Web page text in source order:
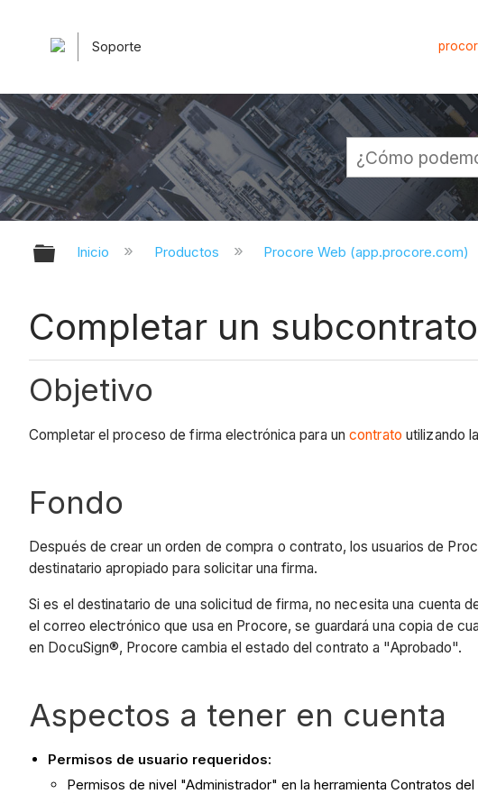
Soporte
Expandir/contraer jerarquía global
Inicio Productos Procore Web (app.procore.com)
Completar un
Objetivo
Completar el proceso de firma electrónica para uncontrato utilizando
Fondo
Después de crear un orden de compra o contrato, los usuarios de
destinatario apropiado para solicitar una firma.
Si es el destinatario de una solicitud de firma, no necesita una
el correo electrónico que usa en Procore, se guardará una copia de
en DocuSign®, Procore cambia el estado del contrato a "Aprobado".
Aspectos a tener en cuenta
Permisos de usuario requeridos:
Permisos de nivel "Administrador" en la herramienta Contratos